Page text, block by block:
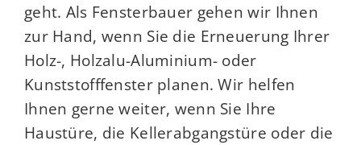
geht. Als Fensterbauer gehen wir Ihnen
zur Hand, wenn Sie die Erneuerung Ihrer
Holz-, Holzalu-Aluminium- oder
Kunststofffenster planen. Wir helfen
Ihnen gerne weiter, wenn Sie Ihre
Haustüre, die Kellerabgangstüre oder die